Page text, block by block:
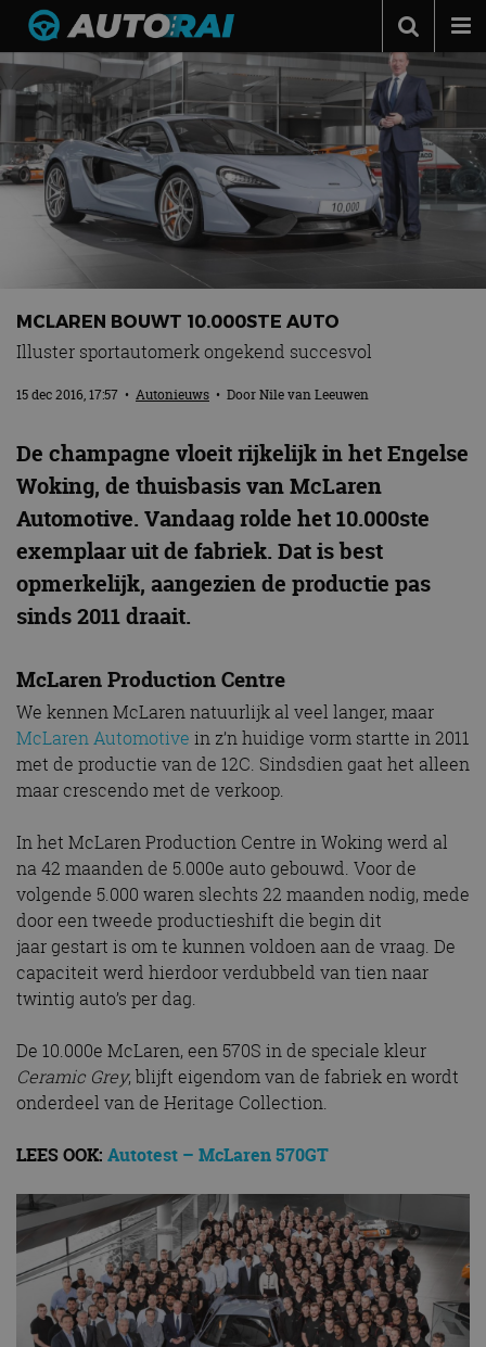
Autonieuws
Podcast
Autotests
Automerken
Adverteren
MotorRAI.nl
MCLAREN BOUWT 10.000STE AUTO
Illuster sportautomerk ongekend succesvol
15 dec 2016, 17:57 • Autonieuws • DoorNile van Leeuwen
De champagne vloeit rijkelijk in het Engelse
Woking, de thuisbasis van McLaren
Automotive. Vandaag rolde het 10.000ste
exemplaar uit de fabriek. Dat is best
opmerkelijk, aangezien de productie pas
sinds 2011 draait.
McLaren Production Centre
We kennen McLaren natuurlijk al veel langer, maar
McLaren Automotive in z’n huidige vorm startte in 2011
met de productie van de 12C. Sindsdien gaat het alleen
maar crescendo met de verkoop.
In het McLaren Production Centre in Woking werd al
na 42 maanden de 5.000e auto gebouwd. Voor de
volgende 5.000 waren slechts 22 maanden nodig, mede
door een tweede productieshift die begin dit
jaar gestart is om te kunnen voldoen aan de vraag. De
capaciteit werd hierdoor verdubbeld van tien naar
twintig auto’s per dag.
De 10.000e McLaren, een 570S in de speciale kleur
Ceramic Grey, blijft eigendom van de fabriek en wordt
onderdeel van de Heritage Collection.
LEES OOK: Autotest – McLaren 570GT